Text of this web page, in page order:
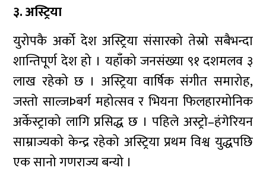
३. अस्ट्रिया
युरोपकै अर्को देश अस्ट्रिया संसारको तेस्रो सबैभन्दा
शान्तिपूर्ण देश हो । यहाँको जनसंख्या ९१ दशमलव ३
लाख रहेको छ । अस्ट्रिया वार्षिक संगीत समारोह,
जस्तो साल्जÞबर्ग महोत्सव र भियना फिलहारमोनिक
अर्केस्ट्राको लागि प्रसिद्ध छ । पहिले अस्ट्रो–हंगेरियन
साम्राज्यको केन्द्र रहेको अस्ट्रिया प्रथम विश्व युद्धपछि
एक सानो गणराज्य बन्यो ।